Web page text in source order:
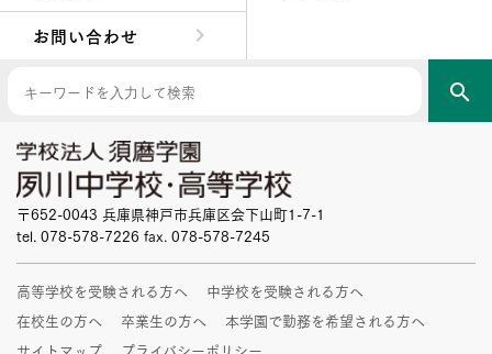
お問い合わせ
search
〒652-0043 兵庫県神戸市兵庫区会下山町1-7-1
tel. 078-578-7226 fax. 078-578-7245
高等学校を受験される方へ
中学校を受験される方へ
在校生の方へ
卒業生の方へ
本学園で勤務を希望される方へ